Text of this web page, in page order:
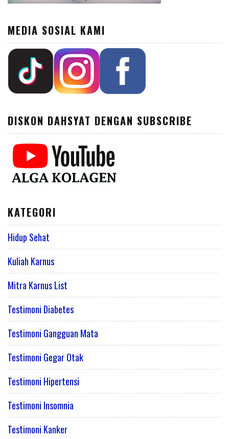
MEDIA SOSIAL KAMI
DISKON DAHSYAT DENGAN SUBSCRIBE
KATEGORI
Hidup Sehat
Kuliah Karnus
Mitra Karnus List
Testimoni Diabetes
Testimoni Gangguan Mata
Testimoni Gegar Otak
Testimoni Hipertensi
Testimoni Insomnia
Testimoni Kanker